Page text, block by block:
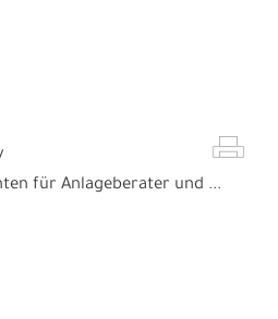
für Anlageberater und ...